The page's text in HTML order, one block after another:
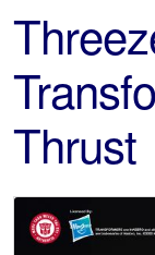
Thrust